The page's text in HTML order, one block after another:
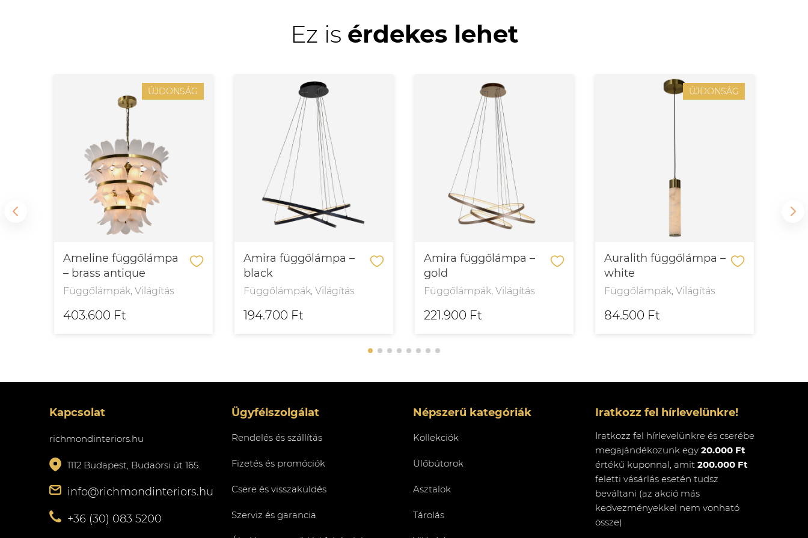
Ez is érdekes lehet
ÚJDONSÁG
Ameline függőlámpa
– brass antique
Függőlámpák, Világítás
403.600 Ft
Amira függőlámpa –
black
Függőlámpák, Világítás
194.700 Ft
Amira függőlámpa –
gold
Függőlámpák, Világítás
221.900 Ft
ÚJDONSÁG
Auralith függőlámpa –
white
Függőlámpák, Világítás
84.500 Ft
Kapcsolat
richmondinteriors.hu
1112 Budapest, Budaörsi út 165.
info@richmondinteriors.hu
+36 (30) 083 5200
Ügyfélszolgálat
Rendelés és szállítás
Fizetés és promóciók
Csere és visszaküldés
Szerviz és garancia
Népszerű kategóriák
Kollekciók
Ülőbútorok
Asztalok
Tárolás
Iratkozz fel hírlevelünkre!
Iratkozz fel hírlevelünkre és cserébe
megajándékozunk egy 20.000 Ft
értékű kuponnal, amit200.000 Ft
feletti vásárlás esetén tudsz
beváltani (az akció más
kedvezményekkel nem vonható
össze)